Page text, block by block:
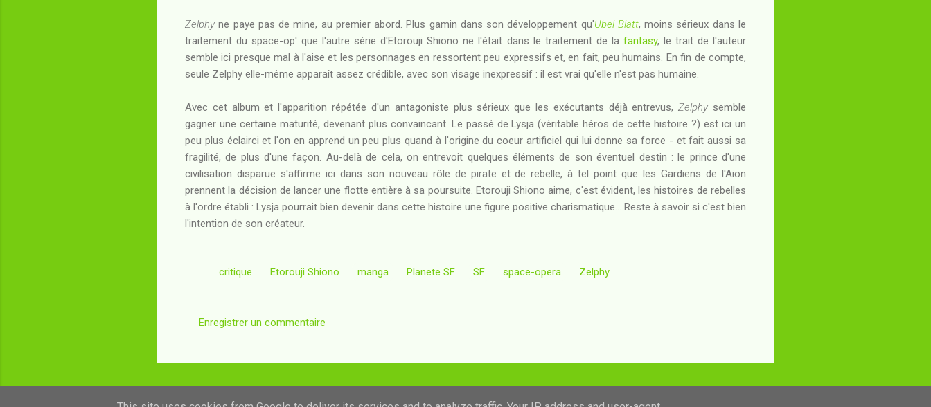
Zelphy ne paye pas de mine, au premier abord. Plus gamin dans son développement qu'Übel Blatt, moins sérieux dans le
traitement du space-op' que l'autre série d'Etorouji Shiono ne l'était dans le traitement de la fantasy, le trait de l'auteur
semble ici presque mal à l'aise et les personnages en ressortent peu expressifs et, en fait, peu humains. En fin de compte,
seule Zelphy elle-même apparaît assez crédible, avec son visage inexpressif : il est vrai qu'elle n'est pas humaine.
Avec cet album et l'apparition répétée d'un antagoniste plus sérieux que les exécutants déjà entrevus,Zelphy semble
gagner une certaine maturité, devenant plus convaincant. Le passé de Lysja (véritable héros de cette histoire ?) est ici un
peu plus éclairci et l'on en apprend un peu plus quand à l'origine du coeur artificiel qui lui donne sa force - et fait aussi sa
fragilité, de plus d'une façon. Au-delà de cela, on entrevoit quelques éléments de son éventuel destin : le prince d'une
civilisation disparue s'affirme ici dans son nouveau rôle de pirate et de rebelle, à tel point que les Gardiens de l'Aion
prennent la décision de lancer une flotte entière à sa poursuite. Etorouji Shiono aime, c'est évident, les histoires de rebelles
à l'ordre établi : Lysja pourrait bien devenir dans cette histoire une figure positive charismatique... Reste à savoir si c'est bien
l'intention de son créateur.
critique Etorouji Shiono manga Planete SF SF space-opera Zelphy
Enregistrer un commentaire